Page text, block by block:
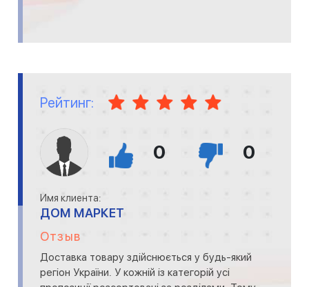
Рейтинг:
0 0
Имя клиента:
ДОМ МАРКЕТ
Отзыв
Доставка товару здійснюється у будь-який
регіон України. У кожній із категорій усі